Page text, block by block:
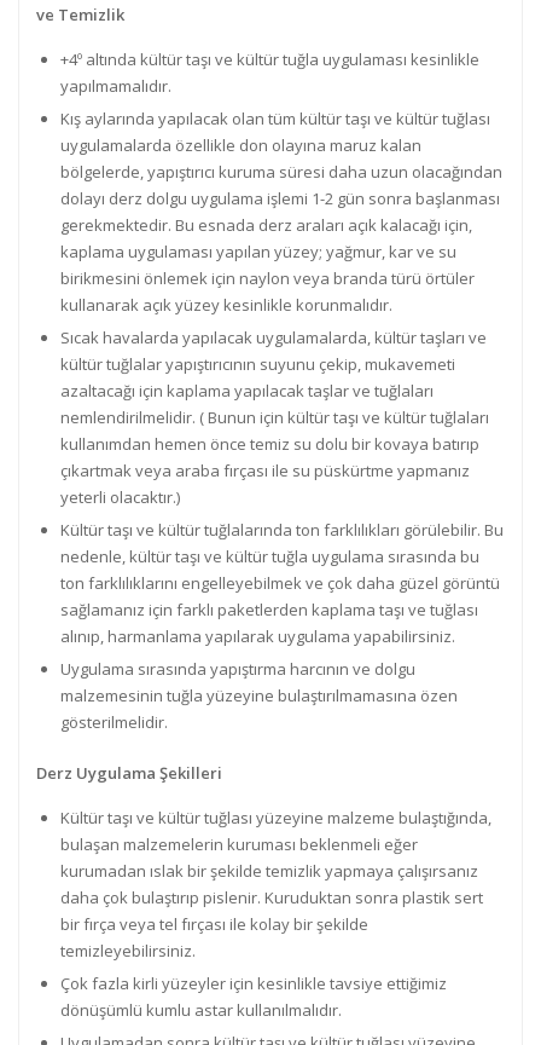
ve Temizlik
+4º altında kültür taşı ve kültür tuğla uygulaması kesinlikle
yapılmamalıdır.
Kış aylarında yapılacak olan tüm kültür taşı ve kültür tuğlası
uygulamalarda özellikle don olayına maruz kalan
bölgelerde, yapıştırıcı kuruma süresi daha uzun olacağından
dolayı derz dolgu uygulama işlemi 1-2 gün sonra başlanması
gerekmektedir. Bu esnada derz araları açık kalacağı için,
kaplama uygulaması yapılan yüzey; yağmur, kar ve su
birikmesini önlemek için naylon veya branda türü örtüler
kullanarak açık yüzey kesinlikle korunmalıdır.
Sıcak havalarda yapılacak uygulamalarda, kültür taşları ve
kültür tuğlalar yapıştırıcının suyunu çekip, mukavemeti
azaltacağı için kaplama yapılacak taşlar ve tuğlaları
nemlendirilmelidir. ( Bunun için kültür taşı ve kültür tuğlaları
kullanımdan hemen önce temiz su dolu bir kovaya batırıp
çıkartmak veya araba fırçası ile su püskürtme yapmanız
yeterli olacaktır.)
Kültür taşı ve kültür tuğlalarında ton farklılıkları görülebilir. Bu
nedenle, kültür taşı ve kültür tuğla uygulama sırasında bu
ton farklılıklarını engelleyebilmek ve çok daha güzel görüntü
sağlamanız için farklı paketlerden kaplama taşı ve tuğlası
alınıp, harmanlama yapılarak uygulama yapabilirsiniz.
Uygulama sırasında yapıştırma harcının ve dolgu
malzemesinin tuğla yüzeyine bulaştırılmamasına özen
gösterilmelidir.
Derz Uygulama Şekilleri
Kültür taşı ve kültür tuğlası yüzeyine malzeme bulaştığında,
bulaşan malzemelerin kuruması beklenmeli eğer
kurumadan ıslak bir şekilde temizlik yapmaya çalışırsanız
daha çok bulaştırıp pislenir. Kuruduktan sonra plastik sert
bir fırça veya tel fırçası ile kolay bir şekilde
temizleyebilirsiniz.
Çok fazla kirli yüzeyler için kesinlikle tavsiye ettiğimiz
dönüşümlü kumlu astar kullanılmalıdır.